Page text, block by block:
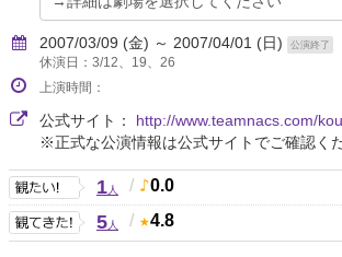
2007/03/09 (金) ～ 2007/04/01 (日) 公演終了
休演日：3/12、19、26
上演時間：
公式サイト： http://www.teamnacs.com/
※正式な公演情報は公式サイトでご確認くだ
1人 / 0.0
5人 / 4.8